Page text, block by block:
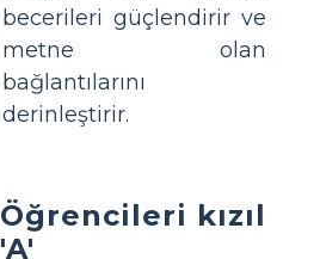
becerileri güçlendirir ve
metne olan
bağlantılarını
derinleştirir.
Öğrencileri kızıl
'A'